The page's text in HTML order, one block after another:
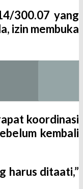
300.07 yang
izin membuka
koordinasi
kembali
harus ditaati,”